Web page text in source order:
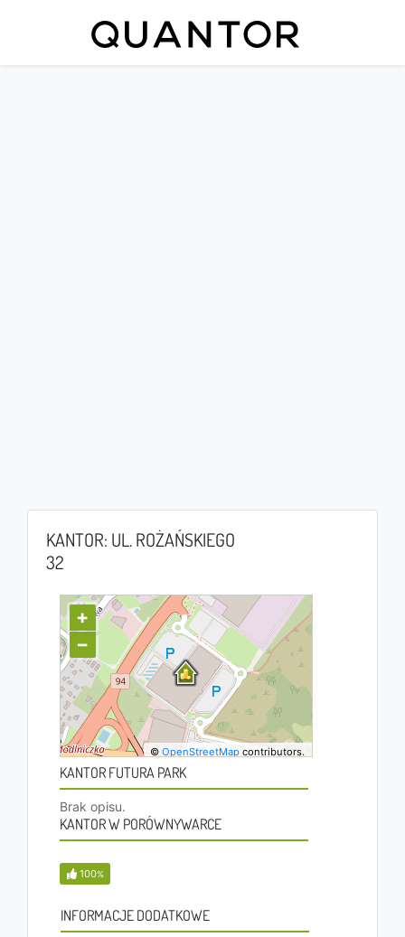
KANTOR: UL. ROŻAŃSKIEGO
32
+
−
©OpenStreetMap contributors.
KANTOR FUTURA PARK
Brak opisu.
KANTOR W PORÓWNYWARCE
100%
INFORMACJE DODATKOWE